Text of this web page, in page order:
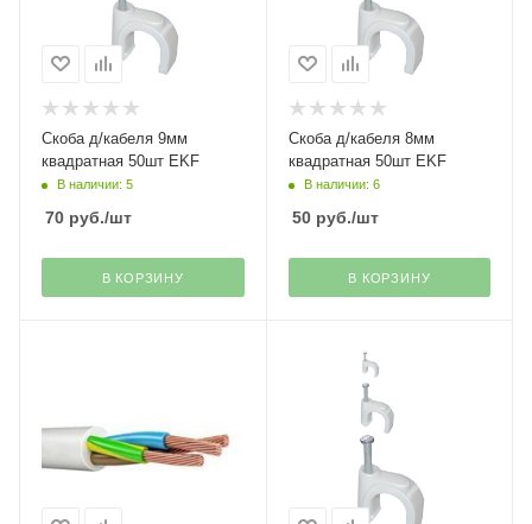
Скоба д/кабеля 9мм
квадратная 50шт EKF
В наличии: 5
70 руб./шт
В КОРЗИНУ
Скоба д/кабеля 8мм
квадратная 50шт EKF
В наличии: 6
50руб./шт
В КОРЗИНУ